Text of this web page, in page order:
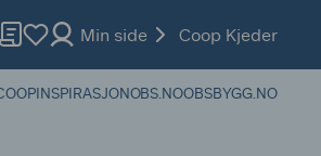
Min side Coop Kjeder
INSPIRASJONOBS.NOOBSBYGG.NO